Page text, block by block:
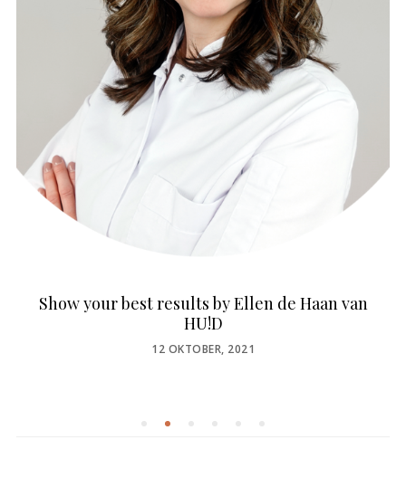
Show your best results by Ellen de Haan van
HU!D
POSTED
12 OKTOBER, 2021